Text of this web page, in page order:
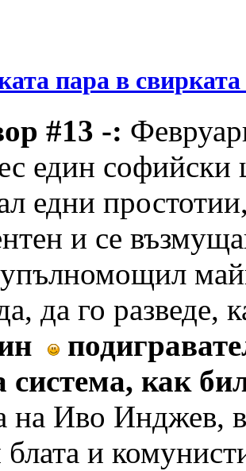
пара в свирката
#13 -:
един
едни
и се
да го разведе,
система, как
на Иво Инджев,
блата и